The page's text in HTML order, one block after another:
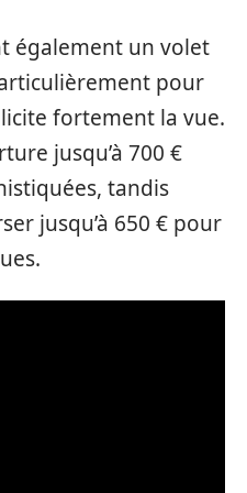
également un volet
pour
fortement la vue.
jusqu’à 700 €
tandis
jusqu’à 650 € pour